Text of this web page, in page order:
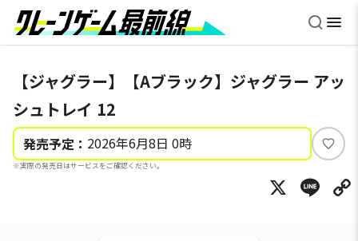
【ジャグラー】【Aブラック】ジャグラー アッ
シュトレイ 12
発売予定： 2026年6月8日 0時
※実際の発売日はサービスをご確認ください。
い
ね
X